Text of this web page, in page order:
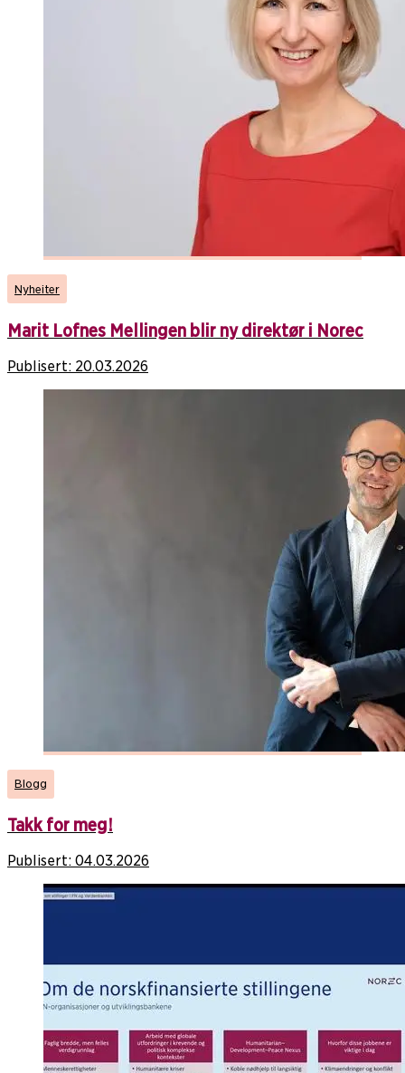
Nyheiter
Marit Lofnes Mellingen blir ny direktør i Norec
Publisert: 20.03.2026
Blogg
Takk for meg!
Publisert: 04.03.2026